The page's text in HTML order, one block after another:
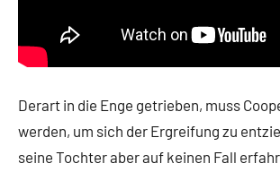
Derart in die Enge getrieben, muss
werden, um sich der Ergreifung zu
seine Tochter aber auf keinen Fall